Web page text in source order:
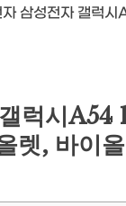
자 삼성전자 갤럭
럭시
렛, 바이